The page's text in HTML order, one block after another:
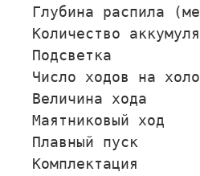
Глубина распила
Количество
Подсветка
Число ходов на
Величина
Маятниковый
Плавный пуск
Комплектация